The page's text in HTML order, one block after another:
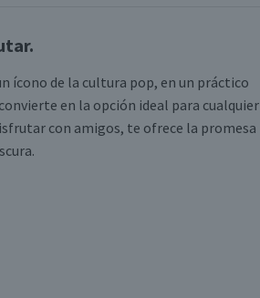
ícono de la cultura pop, en un práctico
en la opción ideal para cualquier
con amigos, te ofrece la promesa